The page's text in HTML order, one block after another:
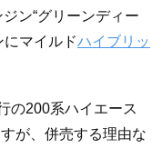
ジン“グリーンディー
にマイルドハイブリッ
の200系ハイエース
が、併売する理由な